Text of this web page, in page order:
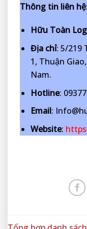
Thông tin liên
Hữu Toàn
Địa chỉ: 5/219
1, Thuận
Nam.
Hotline:
Email:
Website: